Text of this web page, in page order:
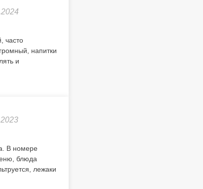
часто
напитки
и
В номере
блюда
лежаки